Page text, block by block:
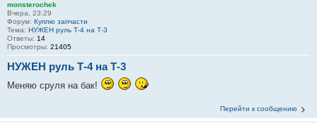
monsterochek
Вчера, 23:29
Форум: Куплю запчасти
Тема: НУЖЕН руль Т-4 на Т-3
Ответы: 14
Просмотры: 21405
НУЖЕН руль Т-4 на Т-3
Меняю сруля на бак!
Перейти к сообщению